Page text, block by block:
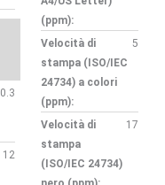
0.3
12
(ppm):
Velocità di
stampa (ISO/IEC
24734) a colori
(ppm):
5
Velocità di
stampa
(ISO/IEC 24734)
17